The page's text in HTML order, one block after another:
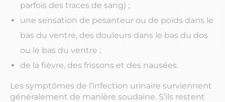
parfois des traces de sang) ;
une sensation de pesanteur ou de poids dans le
bas du ventre, des douleurs dans le bas du dos
ou le bas du ventre ;
de la fièvre, des frissons et des nausées.
Les symptômes de l’infection urinaire surviennent
généralement de manière soudaine. S’ils restent